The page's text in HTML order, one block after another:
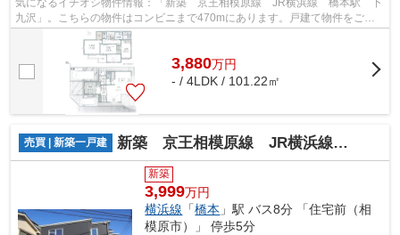
気になるイチオシ物件情報：「新築 京王相模原線 JR横浜線 橋本駅 下
九沢」。こちらの物件はコンビニまで470mにあります。戸建て物件をご検
討なら、コチラの新築の物件をご覧くだ...
3,880万円
- / 4LDK / 101.22㎡
売買 | 新築一戸建 新築 京王相模原線 JR横浜線 相模線 二本松
新築
3,999万円
横浜線 「橋本 」駅 バス8分 「住宅前（相
模原市）」 停歩5分